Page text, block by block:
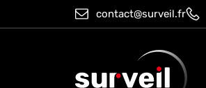
contact@surveil.fr